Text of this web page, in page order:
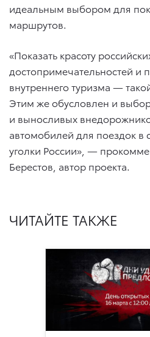
идеальным выбором для
маршрутов.
«Показать красоту
достопримечательностей и
внутреннего туризма —
Этим же обусловлен и
и выносливых
автомобилей для поездок в
уголки России», —
Берестов, автор проекта.
ЧИТАЙТЕ ТАКЖЕ